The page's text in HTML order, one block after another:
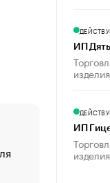
«От спорта
создавшей GTA
ИП
ИП